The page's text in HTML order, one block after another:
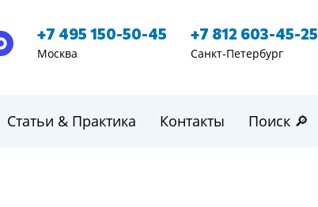
+7 495 150-50-45
Москва
+7 812 603-45-25
Санкт-Петербург
Статьи & Практика Контакты Поиск 🔎